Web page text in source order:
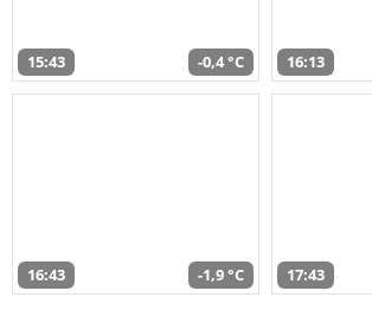
15:43 -0,4 °C 16:13
16:43 -1,9 °C 17:43